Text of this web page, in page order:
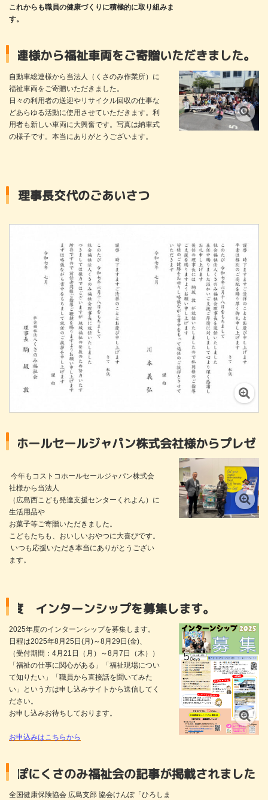
これからも職員の健康づくりに積極的に取り組みま
す。
両をご寄贈いただきました。
自動車総連様から当法人（くさのみ作業所）に
福祉車両をご寄贈いただきました。
日々の利用者の送迎やリサイクル回収の仕事な
どあらゆる活動に使用させていただきます。利
用者も新しい車両に大興奮です。写真は納車式
の様子です。本当にありがとうございます。
理事長交代のごあいさつ
ャパン株式会社様からプレゼントをいただきま
今年もコストコホールセールジャパン株式会
社様から当法人
（広島西こども発達支援センターくれよん）に
生活用品や
お菓子等ご寄贈いただきました。
こどもたちも、おいしいおやつに大喜びです。
いつも応援いただき本当にありがとうござい
ます。
ップを募集します。
2025年度のインターンシップを募集します。
日程は2025年8月25日(月)～8月29日(金)、
（受付期間：4月21日（月）～8月7日（木））
「福祉の仕事に関心がある」「福祉現場につい
て知りたい」「職員から直接話を聞いてみた
い」という方は申し込みサイトから送信してく
ださい。
お申し込みお待ちしております。
お申込みはこちらから
祉会の記事が掲載されました
全国健康保険協会 広島支部 協会けんぽ「ひろしま